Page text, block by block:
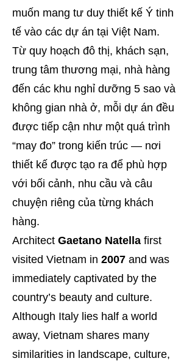
muốn mang tư duy thiết kế Ý tinh
tế vào các dự án tại Việt Nam.
Từ quy hoạch đô thị, khách sạn,
trung tâm thương mại, nhà hàng
đến các khu nghỉ dưỡng 5 sao và
không gian nhà ở, mỗi dự án đều
được tiếp cận như một quá trình
“may đo” trong kiến trúc — nơi
thiết kế được tạo ra để phù hợp
với bối cảnh, nhu cầu và câu
chuyện riêng của từng khách
hàng.
Architect Gaetano Natella first
visited Vietnam in 2007 and was
immediately captivated by the
country’s beauty and culture.
Although Italy lies half a world
away, Vietnam shares many
similarities in landscape, culture,